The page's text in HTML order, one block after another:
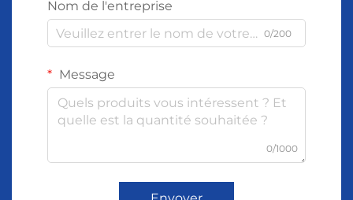
Nom de l'entreprise
0/200
Message
0/1000